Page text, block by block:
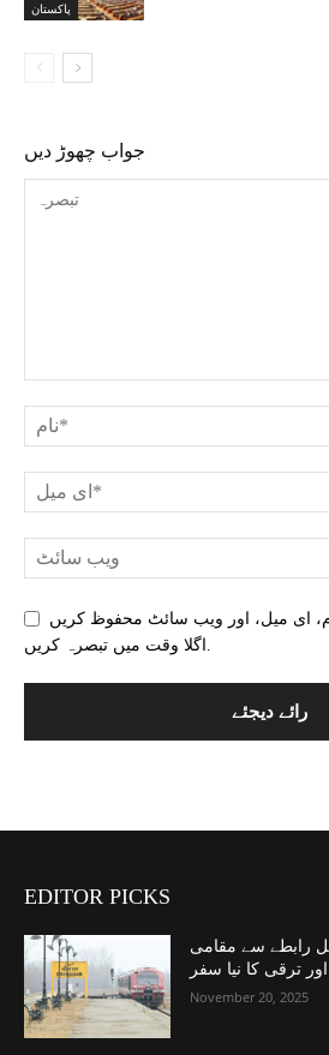
پاکستان
جواب چھوڑ دیں
ای میل، اور ویب سائٹ محفوظ کریں
EDITOR PICKS
رابطے سے مقامی
ترقی کا نیا سفر
November 20, 2025